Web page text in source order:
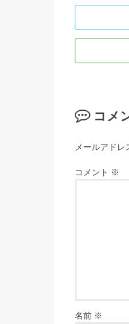
コメ
メールアドレ
コメント ※
名前 ※